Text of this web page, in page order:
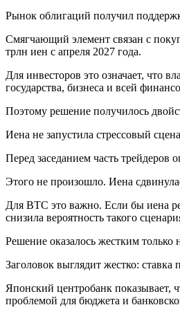
Рынок облигаций получил
Смягчающий элемент связан с
трлн иен с апреля 2027 года.
Для инвесторов это означает, что
государства, бизнеса и всей
Поэтому решение получилось
Иена не запустила стрессовый
Перед заседанием часть
Этого не произошло. Иена
Для BTC это важно. Если бы иена
снизила вероятность такого
Решение оказалось жестким только
Заголовок выглядит жестко:
Японский центробанк показывает,
проблемой для бюджета и